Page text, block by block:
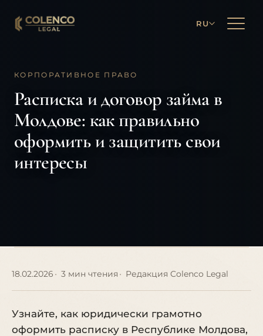
RU
КОРПОРАТИВНОЕ ПРАВО
Расписка и договор займа в
Молдове: как правильно
оформить и защитить свои
интересы
18.02.2026 3 мин чтения Редакция Colenco Legal
Узнайте, как юридически грамотно
оформить расписку в Республике Молдова,